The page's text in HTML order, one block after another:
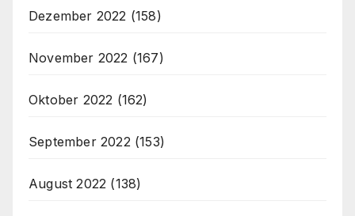
Dezember 2022 (158)
November 2022 (167)
Oktober 2022 (162)
September 2022 (153)
August 2022 (138)